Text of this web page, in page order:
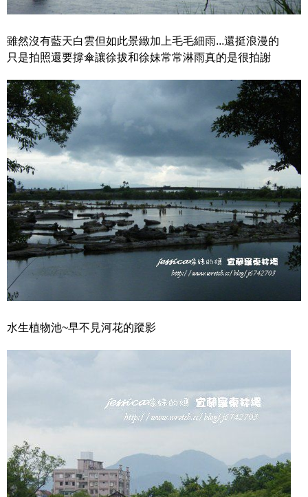
雖然沒有藍天白雲但如此景緻加上毛毛細雨...還挺浪漫的
只是拍照還要撐傘讓徐拔和徐妹常常淋雨真的是很拍謝
水生植物池~早不見河花的蹤影